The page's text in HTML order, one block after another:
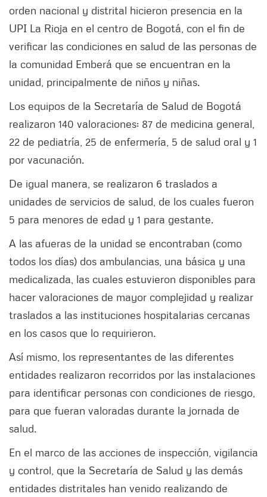
orden nacional y distrital hicieron presencia en la
UPI La Rioja en el centro de Bogotá, con el fin de
verificar las condiciones en salud de las personas de
la comunidad Emberá que se encuentran en la
unidad, principalmente de niños y niñas.
Los equipos de la Secretaría de Salud de Bogotá
realizaron 140 valoraciones: 87 de medicina general,
22 de pediatría, 25 de enfermería, 5 de salud oral y 1
por vacunación.
De igual manera, se realizaron 6 traslados a
unidades de servicios de salud, de los cuales fueron
5 para menores de edad y 1 para gestante.
A las afueras de la unidad se encontraban (como
todos los días) dos ambulancias, una básica y una
medicalizada, las cuales estuvieron disponibles para
hacer valoraciones de mayor complejidad y realizar
traslados a las instituciones hospitalarias cercanas
en los casos que lo requirieron.
Así mismo, los representantes de las diferentes
entidades realizaron recorridos por las instalaciones
para identificar personas con condiciones de riesgo,
para que fueran valoradas durante la jornada de
salud.
En el marco de las acciones de inspección, vigilancia
y control, que la Secretaría de Salud y las demás
entidades distritales han venido realizando de